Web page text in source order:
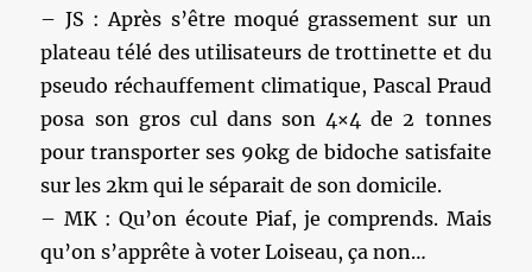
– JS : Après s’être moqué grassement sur un
plateau télé des utilisateurs de trottinette et du
pseudo réchauffement climatique, Pascal Praud
posa son gros cul dans son 4×4 de 2 tonnes
pour transporter ses 90kg de bidoche satisfaite
sur les 2km qui le séparait de son domicile.
– MK : Qu’on écoute Piaf, je comprends. Mais
qu’on s’apprête à voter Loiseau, ça non…